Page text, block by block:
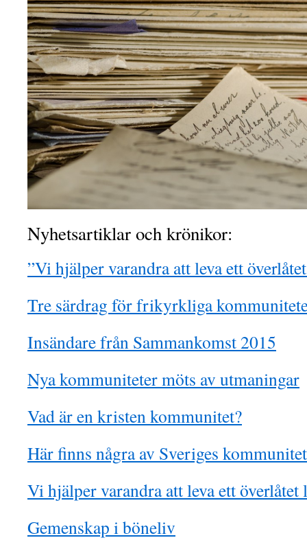
Nyhetsartiklar och krönikor:
”Vi hjälper varandra att leva ett
Tre särdrag för frikyrkliga
Insändare från Sammankomst 2015
Nya kommuniteter möts av utmaningar
Vad är en kristen kommunitet?
Här finns några av Sveriges
Vi hjälper varandra att leva ett överlåtet
Gemenskap i böneliv